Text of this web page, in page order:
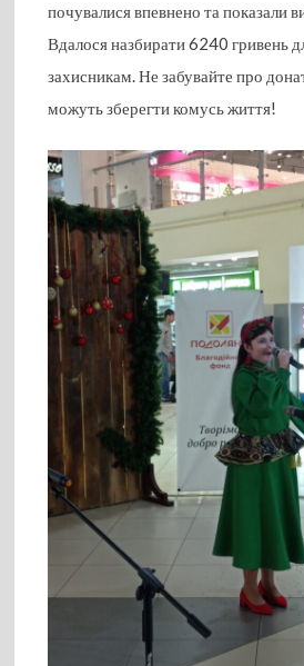
почувалися впевнено та показали
Вдалося назбирати 6240 гривень
захисникам. Не забувайте про
можуть зберегти комусь життя!